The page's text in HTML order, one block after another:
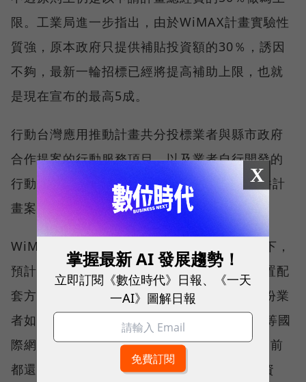
限。工業局進一步指出，由於WiMAX計畫實驗性
質強，原本政府只提供補貼投資額的30％，誘因
不夠，最新一輪招標已經將提高補助上限，也就
是現在宣布的最高5成。
行動台灣應用推動計畫共分投標業者與縣市政府
合作提案的行動服務項目，以及業者自行開發的
行動生活或行動學習項目。第一年共計有12件計
畫案通過審查，有7家廠商得標。
WiMAX目前在國家傳播委員會（NCC）規劃下，
預計明年才會正式發放WiMAX執照。硬體建置配
套方面，目前WiMAX仍只在起步，雖然有部份業
者如北電（Nortel）及阿爾卡特（Alcatel）等國
際網通業者積極投入，但是基地台的規格到目前
都還沒有成熟。（撰文＝胡華勝 照片＝本刊資
X
掌握最新 AI 發展趨勢！
立即訂閱《數位時代》日報、《一天
一AI》圖解日報